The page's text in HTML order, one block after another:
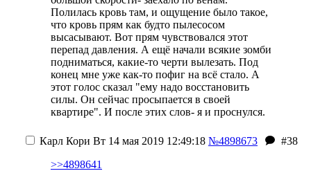
Полилась кровь там, и ощущение было такое,
что кровь прям как будто пылесосом
высасывают. Вот прям чувствовался этот
перепад давления. А ещё начали всякие зомби
подниматься, какие-то черти вылезать. Под
конец мне уже как-то пофиг на всё стало. А
этот голос сказал "ему надо восстановить
силы. Он сейчас просыпается в своей
квартире". И после этих слов- я и проснулся.
Карл Кори Вт 14 мая 2019 12:49:18 №4898673
#38
>>4898641